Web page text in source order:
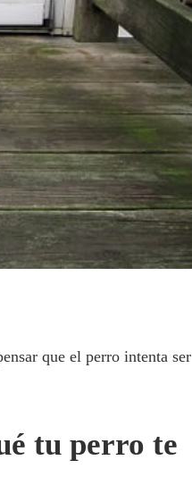
que el perro intenta ser
tu perro te